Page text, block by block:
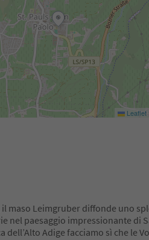
Leaflet
maso Leimgruber diffonde uno
nel paesaggio impressionante di
Adige facciamo sì che le